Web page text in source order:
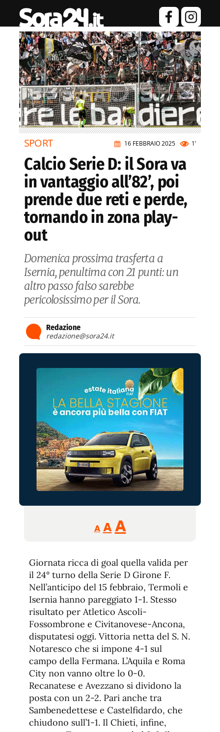
16 FEBBRAIO 2025 1’
SPORT
Calcio Serie D: il Sora va
in vantaggio all’82’, poi
prende due reti e perde,
tornando in zona play-
out
Domenica prossima trasferta a
Isernia, penultima con 21 punti: un
altro passo falso sarebbe
pericolosissimo per il Sora.
Redazione
redazione@sora24.it
A
Reducir
tamaño
A Restablecer
tamaño
de
fuente
AAumentar
de
fuente.
Giornata ricca di goal quella valida per
il 24° turno della Serie D Girone F.
Nell’anticipo del 15 febbraio, Termoli e
Isernia hanno pareggiato 1-1. Stesso
risultato per Atletico Ascoli-
Fossombrone e Civitanovese-Ancona,
disputatesi oggi. Vittoria netta del S. N.
Notaresco che si impone 4-1 sul
campo della Fermana. L’Aquila e Roma
City non vanno oltre lo 0-0.
Recanatese e Avezzano si dividono la
posta con un 2-2. Pari anche tra
Sambenedettese e Castelfidardo, che
chiudono sull’1-1. Il Chieti, infine,